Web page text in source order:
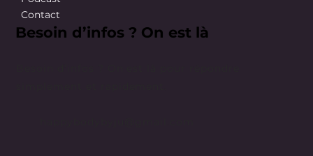
Contact
Besoin d’infos ? On est là